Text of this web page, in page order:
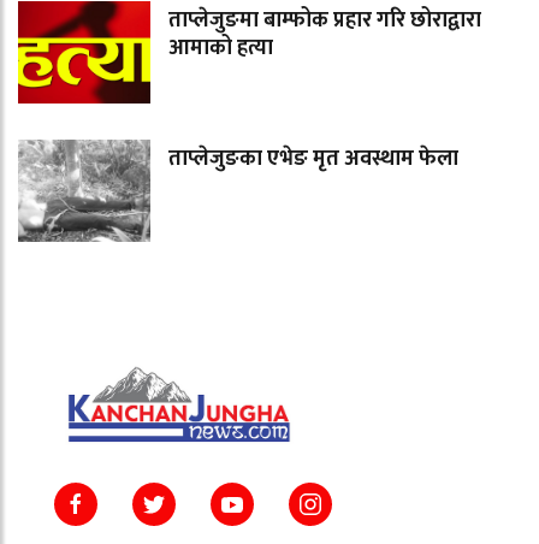
ताप्लेजुङमा बाम्फोक प्रहार गरि छोराद्वारा
आमाको हत्या
ताप्लेजुङका एभेङ मृत अवस्थाम फेला